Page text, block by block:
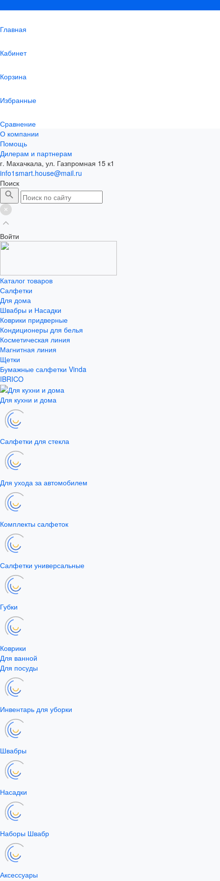
Главная
Кабинет
Корзина
Избранные
Сравнение
О компании
Помощь
Дилерам и партнерам
г. Махачкала, ул. Газпромная 15 к1
info1smart.house@mail.ru
Поиск
Войти
Каталог товаров
Салфетки
Для дома
Швабры и Насадки
Коврики придверные
Кондиционеры для белья
Косметическая линия
Магнитная линия
Щетки
Бумажные салфетки Vinda
IBRICO
Для кухни и дома
Салфетки для стекла
Для ухода за автомобилем
Комплекты салфеток
Салфетки универсальные
Губки
Коврики
Для ванной
Для посуды
Инвентарь для уборки
Швабры
Насадки
Наборы Швабр
Аксессуары